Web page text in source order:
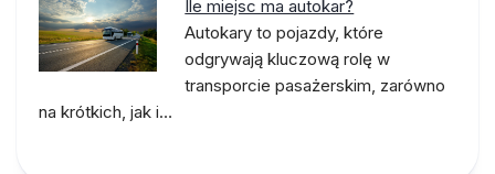
Ile miejsc ma autokar?
Autokary to pojazdy, które
odgrywają kluczową rolę w
transporcie pasażerskim, zarówno
na krótkich, jak i…